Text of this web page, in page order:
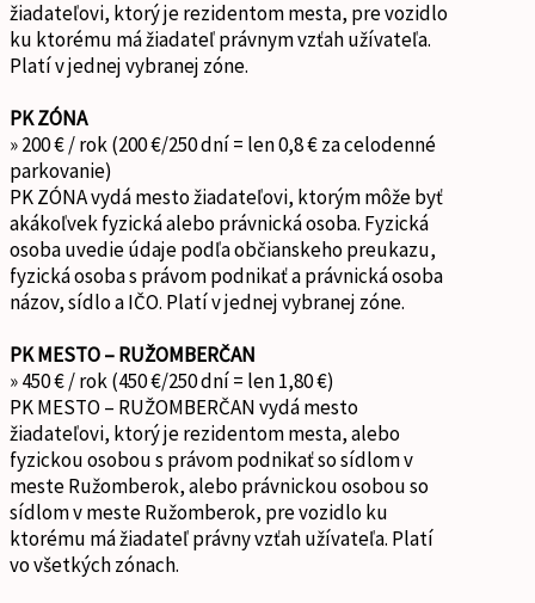
žiadateľovi, ktorý je rezidentom mesta, pre vozidlo
ku ktorému má žiadateľ právnym vzťah užívateľa.
Platí v jednej vybranej zóne.
PK ZÓNA
» 200 € / rok (200 €/250 dní = len 0,8 € za celodenné
parkovanie)
PK ZÓNA vydá mesto žiadateľovi, ktorým môže byť
akákoľvek fyzická alebo právnická osoba. Fyzická
osoba uvedie údaje podľa občianskeho preukazu,
fyzická osoba s právom podnikať a právnická osoba
názov, sídlo a IČO. Platí v jednej vybranej zóne.
PK MESTO – RUŽOMBERČAN
» 450 € / rok (450 €/250 dní = len 1,80 €)
PK MESTO – RUŽOMBERČAN vydá mesto
žiadateľovi, ktorý je rezidentom mesta, alebo
fyzickou osobou s právom podnikať so sídlom v
meste Ružomberok, alebo právnickou osobou so
sídlom v meste Ružomberok, pre vozidlo ku
ktorému má žiadateľ právny vzťah užívateľa. Platí
vo všetkých zónach.